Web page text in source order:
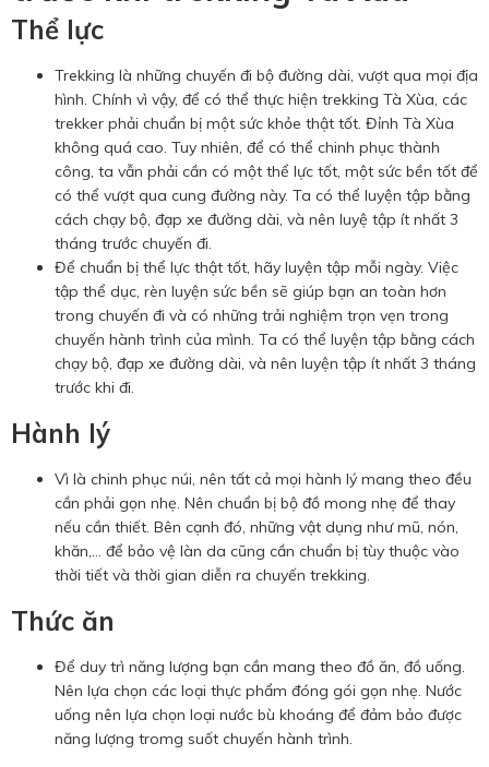
Thể lực
Trekking là những chuyến đi bộ đường dài, vượt qua mọi địa
hình. Chính vì vậy, để có thể thực hiện trekking Tà Xùa, các
trekker phải chuẩn bị một sức khỏe thật tốt. Đỉnh Tà Xùa
không quá cao. Tuy nhiên, để có thể chinh phục thành
công, ta vẫn phải cần có một thể lực tốt, một sức bền tốt để
có thể vượt qua cung đường này. Ta có thể luyện tập bằng
cách chạy bộ, đạp xe đường dài, và nên luyệ tập ít nhất 3
tháng trước chuyến đi.
Để chuẩn bị thể lực thật tốt, hãy luyện tập mỗi ngày. Việc
tập thể dục, rèn luyện sức bền sẽ giúp bạn an toàn hơn
trong chuyến đi và có những trải nghiệm trọn vẹn trong
chuyến hành trình của mình. Ta có thể luyện tập bằng cách
chạy bộ, đạp xe đường dài, và nên luyện tập ít nhất 3 tháng
trước khi đi.
Hành lý
Vì là chinh phục núi, nên tất cả mọi hành lý mang theo đều
cần phải gọn nhẹ. Nên chuẩn bị bộ đồ mong nhẹ để thay
nếu cần thiết. Bên cạnh đó, những vật dụng như mũ, nón,
khăn,… để bảo vệ làn da cũng cần chuẩn bị tùy thuộc vào
thời tiết và thời gian diễn ra chuyến trekking.
Thức ăn
Để duy trì năng lượng bạn cần mang theo đồ ăn, đồ uống.
Nên lựa chọn các loại thực phẩm đóng gói gọn nhẹ. Nước
uống nên lựa chọn loại nước bù khoáng để đảm bảo được
năng lượng tromg suốt chuyến hành trình.